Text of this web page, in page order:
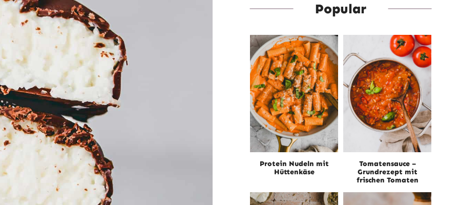
Popular
Protein Nudeln mit
Hüttenkäse
Tomatensauce –
Grundrezept mit
frischen Tomaten